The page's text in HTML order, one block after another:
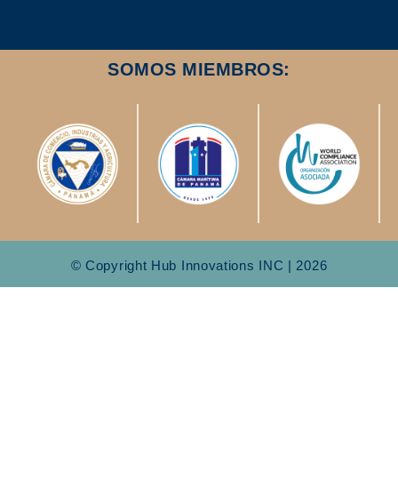
SOMOS MIEMBROS:
© Copyright Hub Innovations INC | 2026